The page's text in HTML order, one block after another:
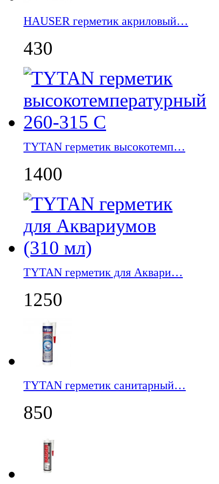
НАUSER герметик акриловый…
430
TYTAN герметик высокотемп…
1400
TYTAN герметик для Аквари…
1250
TYTAN герметик санитарный…
850